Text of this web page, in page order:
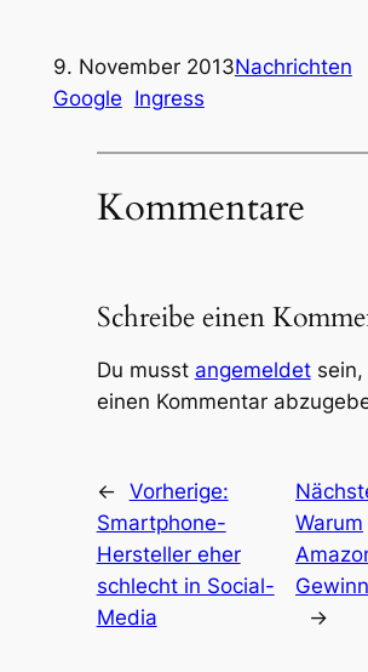
9. November 2013Nachrichten
Google Ingress
Kommentare
Schreibe einen
Du musst angemeldetsein,
einen Kommentar
← Vorherige:
Smartphone-
Hersteller eher
schlecht in Social-
Media
Warum
→